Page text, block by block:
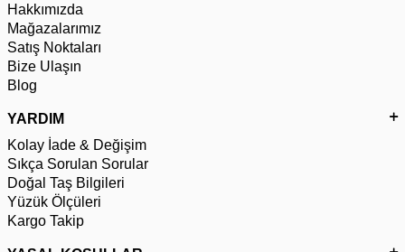
Hakkımızda
Mağazalarımız
Satış Noktaları
Bize Ulaşın
Blog
YARDIM
Kolay İade & Değişim
Sıkça Sorulan Sorular
Doğal Taş Bilgileri
Yüzük Ölçüleri
Kargo Takip